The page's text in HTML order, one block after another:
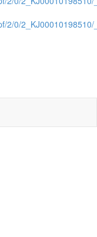
2/0/2_KJ00010198510/